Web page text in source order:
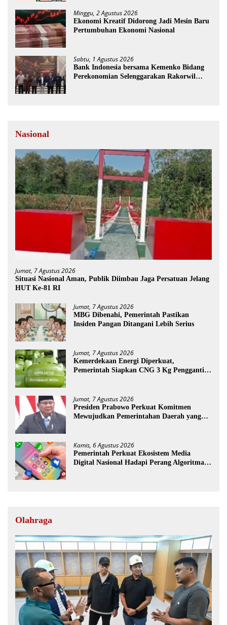
Minggu, 2 Agustus 2026
Ekonomi Kreatif Didorong Jadi Mesin Baru
Pertumbuhan Ekonomi Nasional
Sabtu, 1 Agustus 2026
Bank Indonesia bersama Kemenko Bidang
Perekonomian Selenggarakan Rakorwil
Nasional
Jumat, 7 Agustus 2026
Situasi Nasional Aman, Publik Diimbau Jaga Persatuan Jelang
HUT Ke-81 RI
Jumat, 7 Agustus 2026
MBG Dibenahi, Pemerintah Pastikan
Insiden Pangan Ditangani Lebih Serius
Jumat, 7 Agustus 2026
Kemerdekaan Energi Diperkuat,
Pemerintah Siapkan CNG 3 Kg Pengganti
Jumat, 7 Agustus 2026
Presiden Prabowo Perkuat Komitmen
Mewujudkan Pemerintahan Daerah yang
Kamis, 6 Agustus 2026
Pemerintah Perkuat Ekosistem Media
Digital Nasional Hadapi Perang Algoritma
Olahraga